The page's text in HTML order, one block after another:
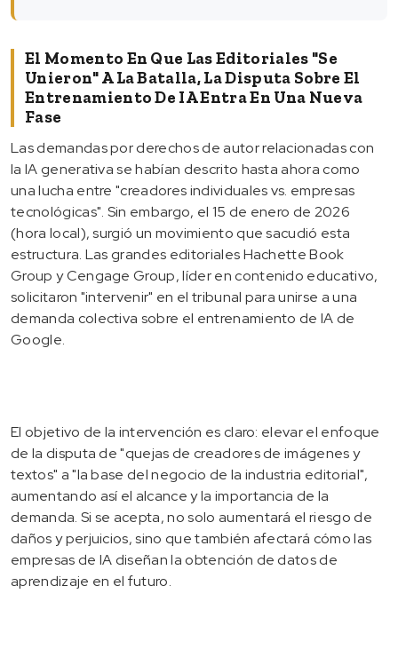
El Momento En Que Las Editoriales "se
Unieron" A La Batalla, La Disputa Sobre El
Entrenamiento De IA Entra En Una Nueva
Fase
Las demandas por derechos de autor relacionadas con
la IA generativa se habían descrito hasta ahora como
una lucha entre "creadores individuales vs. empresas
tecnológicas". Sin embargo, el 15 de enero de 2026
(hora local), surgió un movimiento que sacudió esta
estructura. Las grandes editoriales Hachette Book
Group y Cengage Group, líder en contenido educativo,
solicitaron "intervenir" en el tribunal para unirse a una
demanda colectiva sobre el entrenamiento de IA de
Google.
El objetivo de la intervención es claro: elevar el enfoque
de la disputa de "quejas de creadores de imágenes y
textos" a "la base del negocio de la industria editorial",
aumentando así el alcance y la importancia de la
demanda. Si se acepta, no solo aumentará el riesgo de
daños y perjuicios, sino que también afectará cómo las
empresas de IA diseñan la obtención de datos de
aprendizaje en el futuro.